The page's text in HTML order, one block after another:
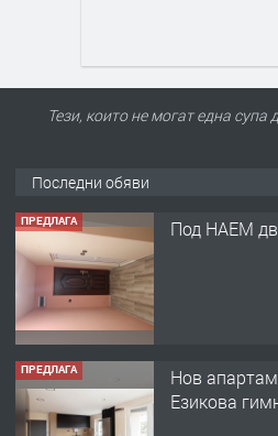
Тези, които не могат една
Последни обяви
ПРЕДЛАГА Под НАЕМ
ПРЕДЛАГА
Нов
Езикова